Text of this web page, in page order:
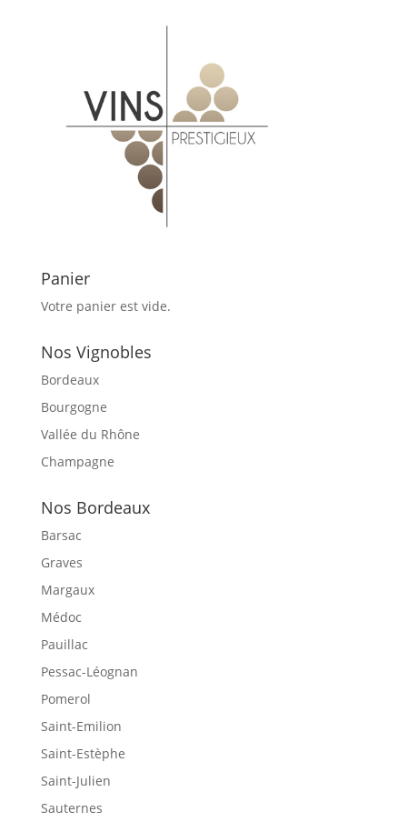
Panier
Votre panier est vide.
Nos Vignobles
Bordeaux
Bourgogne
Vallée du Rhône
Champagne
Nos Bordeaux
Barsac
Graves
Margaux
Médoc
Pauillac
Pessac-Léognan
Pomerol
Saint-Emilion
Saint-Estèphe
Saint-Julien
Sauternes